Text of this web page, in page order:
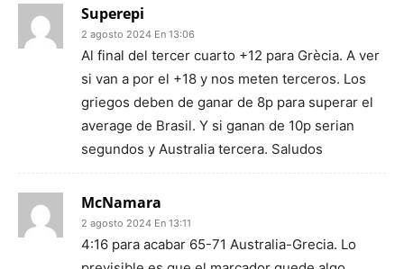
Superepi
2 agosto 2024 En 13:06
Al final del tercer cuarto +12 para Grècia. A ver
si van a por el +18 y nos meten terceros. Los
griegos deben de ganar de 8p para superar el
average de Brasil. Y si ganan de 10p serian
segundos y Australia tercera. Saludos
McNamara
2 agosto 2024 En 13:11
4:16 para acabar 65-71 Australia-Grecia. Lo